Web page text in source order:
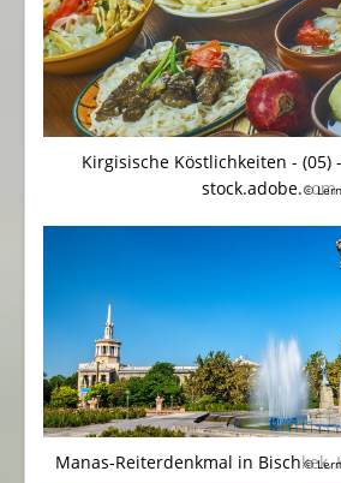
©
Kirgisische Köstlichkeiten - (05)
stock.adobe.com
©
Manas-Reiterdenkmal in Bischkek,